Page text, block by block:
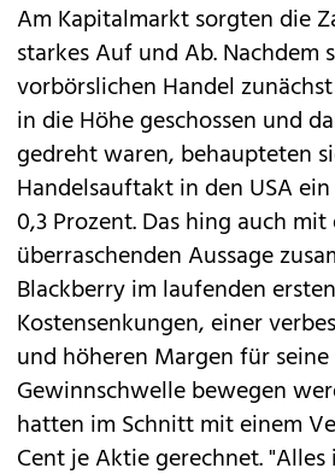
Am Kapitalmarkt sorgten die
starkes Auf und Ab. Nachdem
vorbörslichen Handel
in die Höhe geschossen und
gedreht waren, behaupteten
Handelsauftakt in den USA
0,3 Prozent. Das hing auch mit
überraschenden Aussage
Blackberry im laufenden
Kostensenkungen, einer
und höheren Margen für
Gewinnschwelle bewegen
hatten im Schnitt mit einem
Cent je Aktie gerechnet.